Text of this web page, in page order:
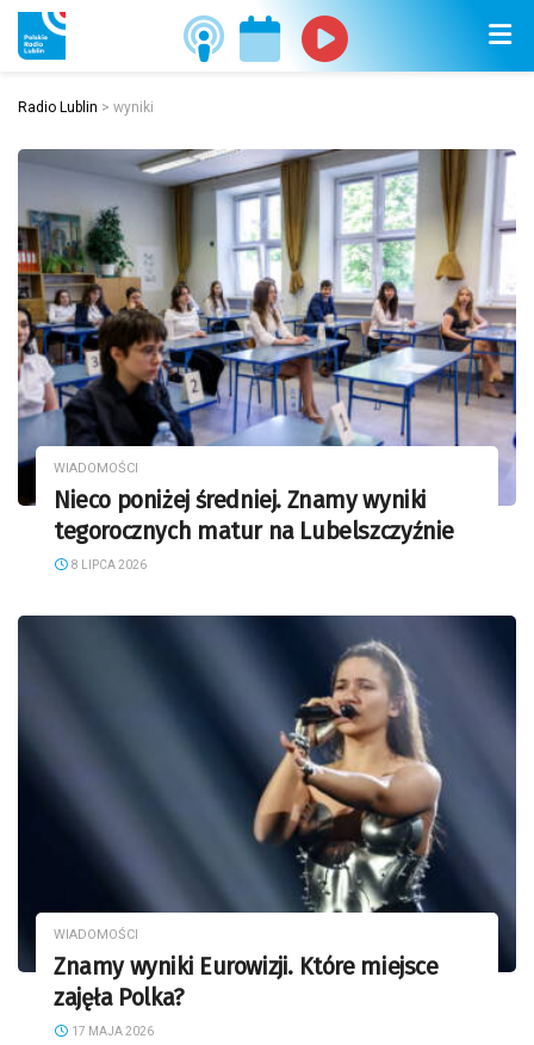
Radio Lublin > wyniki
WIADOMOŚCI
Nieco poniżej średniej. Znamy wyniki
tegorocznych matur na Lubelszczyźnie
8 LIPCA 2026
WIADOMOŚCI
Znamy wyniki Eurowizji. Które miejsce
zajęła Polka?
17 MAJA 2026